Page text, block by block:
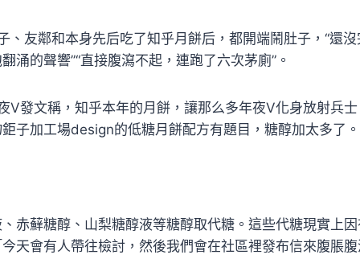
、友鄰和本身先后吃了知乎月餅后，都開端鬧肚子，“還
涌的聲響”“直接腹瀉不起，連跑了六次茅廁”。
V發文稱，知乎本年的月餅，讓那么多年夜V化身放射兵士
子加工場design的低糖月餅配方有題目，糖醇加太多了。
赤蘚糖醇、山梨糖醇液等糖醇取代糖。這些代糖現實上因
今天會有人帶往檢討，然後我們會在社區裡發布信來腹脹腹